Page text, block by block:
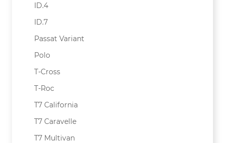
ID.4
ID.7
Passat Variant
Polo
T-Cross
T-Roc
T7 California
T7 Caravelle
T7 Multivan